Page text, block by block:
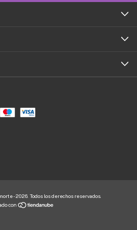
- 2026. Todos los derechos reservados.